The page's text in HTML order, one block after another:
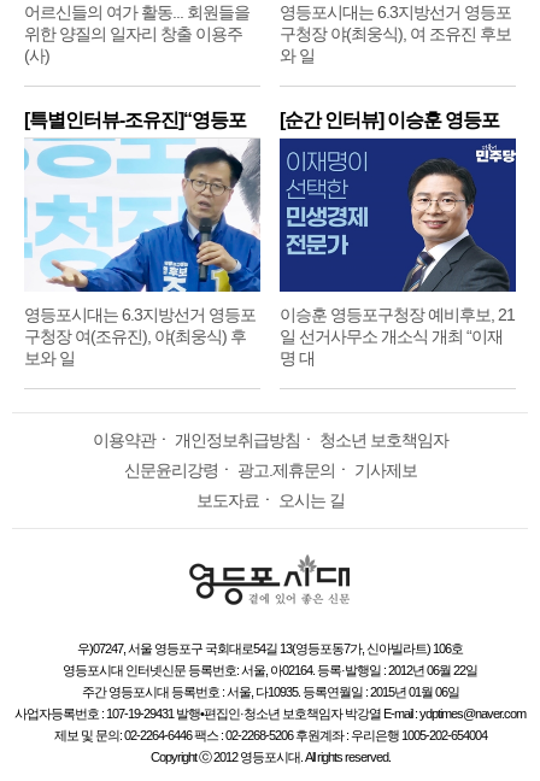
어르신들의 여가 활동... 회원들을
위한 양질의 일자리 창출 이용주
(사)
영등포시대는 6.3지방선거 영등포
구청장 야(최웅식), 여 조유진 후보
와 일
[특별인터뷰-조유진]“영등포
구
영등포시대는 6.3지방선거 영등포
구청장 여(조유진), 야(최웅식) 후
보와 일
[순간 인터뷰] 이승훈 영등포
구
이승훈 영등포구청장 예비후보, 21
일 선거사무소 개소식 개최 “이재
명 대
이용약관ㆍ 개인정보취급방침 ㆍ 청소년 보호책임자
신문윤리강령 ㆍ 광고.제휴문의 ㆍ 기사제보
보도자료ㆍ 오시는 길
우)07247, 서울 영등포구 국회대로54길 13(영등포동7가, 신아빌라트) 106호
영등포시대 인터넷신문 등록번호: 서울, 아02164. 등록·발행일 : 2012년 06월 22일
주간 영등포시대 등록번호 : 서울, 다10935. 등록연월일 : 2015년 01월 06일
사업자등록번호 : 107-19-29431 발행•편집인·청소년 보호책임자 박강열 E-mail : ydptimes@naver.com
제보 및 문의: 02-2264-6446 팩스 : 02-2268-5206 후원계좌 : 우리은행 1005-202-654004
Copyright ⓒ 2012 영등포시대. All rights reserved.